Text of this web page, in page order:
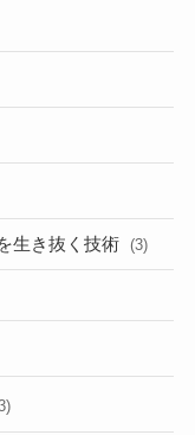
生き抜く技術 (3)